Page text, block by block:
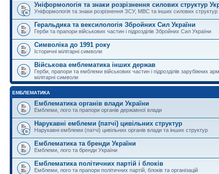
Уніформологія та знаки розрізнення силових структур
Уніформологія та знаки розрізнення ЗСУ, МВС та інших силових структур
Геральдика та вексилологія Збройних Сил України
Герби та прапори військових частин і підрозділів Збройних Сил України
Символіка до 1991 року
Історичні мілітарні символи
Військова емблематика інших держав
Герби, прапори та емблеми військових частин і підрозділів зарубіжних
мілітарні символи
ЕМБЛЕМАТИКА
Емблематика органів влади України
Емблеми, лого та прапори органів державної влади
Нарукавні емблеми (патчі) цивільних структур
Нарукавні емблеми (патчі) цивільних органів влади та інших структур
Емблематика та бренди України
Емблеми, лого та бренди України
Емблематика політичних партій і блоків
Емблеми, лого та прапори політичних партій, блоків та організацій